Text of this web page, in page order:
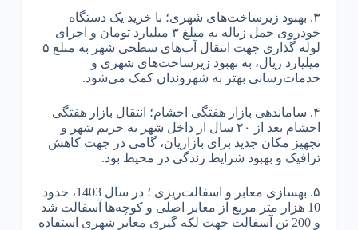
۳. بهبود زیرساخت‌های شهری؛ با خرید یک دستگاه
خودروی حمل زباله به مبلغ ۳ میلیارد تومان و اجرای
لوله‌ گذاری جهت انتقال آب‌های سطحی شهر به مبلغ ۵
میلیارد ریال، به بهبود زیرساخت‌های شهری و
خدمات‌رسانی بهتر به شهروندان کمک می‌شود.
۴. ساماندهی بازار هفتگی احشام؛ انتقال بازار هفتگی
احشام بعد از ۲۰ سال از داخل شهر به حریم شهر و
تجهیز مکان جدید برای بازاریان، گامی در جهت کاهش
ترافیک و بهبود شرایط زندگی در محیط بود.
۵. بهسازی معابر و اسفالت‌ریزی ؛ در سال 1403، حدود
10 هزار متر مربع از معابر اصلی و کوچه‌ها آسفالت شد
و 200 تن آسفالت جهت لکه گیری معابر شهری استفاده